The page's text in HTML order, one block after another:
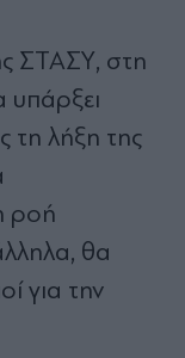
ΣΤΑΣΥ, στη
τη λήξη της
ροή
θα
για την